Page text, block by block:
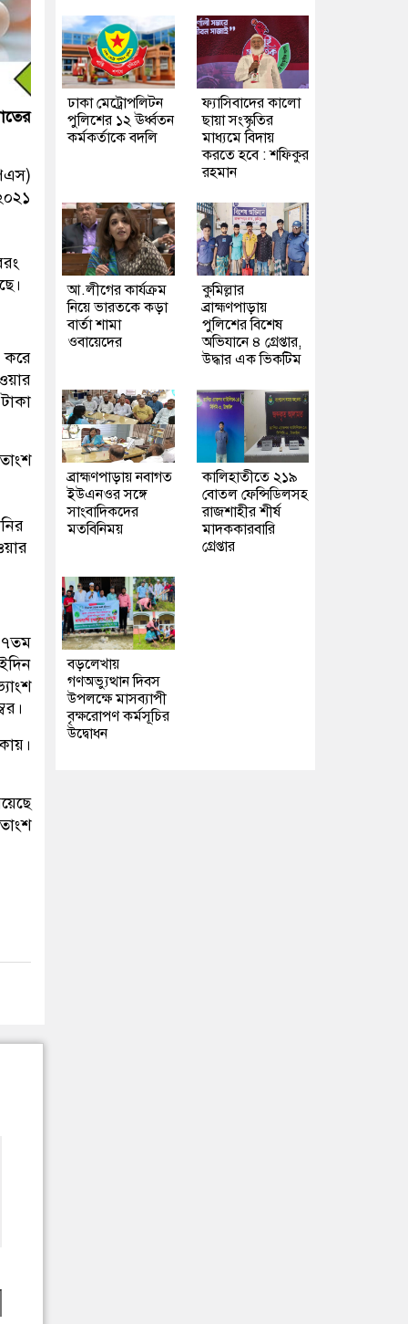
করে
ঢাকা মেট্রোপলিটন
পুলিশের ১২ ঊর্ধ্বতন
কর্মকর্তাকে বদলি
ফ্যাসিবাদের কালো
ছায়া সংস্কৃতির
মাধ্যমে বিদায়
করতে হবে : শফিকুর
রহমান
আ.লীগের কার্যক্রম
নিয়ে ভারতকে কড়া
বার্তা শামা
ওবায়েদের
কুমিল্লার
ব্রাহ্মণপাড়ায়
পুলিশের বিশেষ
অভিযানে ৪ গ্রেপ্তার,
উদ্ধার এক ভিকটিম
ব্রাহ্মণপাড়ায় নবাগত
ইউএনওর সঙ্গে
সাংবাদিকদের
মতবিনিময়
কালিহাতীতে ২১৯
বোতল ফেন্সিডিলসহ
রাজশাহীর শীর্ষ
মাদককারবারি
গ্রেপ্তার
বড়লেখায়
গণঅভ্যুত্থান দিবস
উপলক্ষে মাসব্যাপী
বৃক্ষরোপণ কর্মসূচির
উদ্বোধন